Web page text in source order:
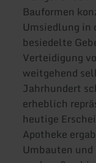
Bauformen
Umsiedlung in
besiedelte
Verteidigung
weitgehend
Jahrhundert
erheblich
heutige
Apotheke
Umbauten